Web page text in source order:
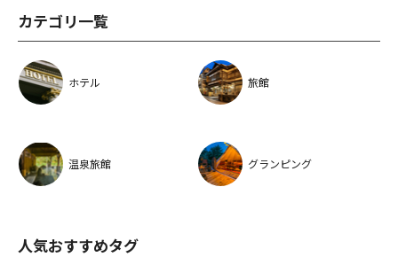
カテゴリ一覧
ホテル 旅館
温泉旅館 グランピング
人気おすすめタグ